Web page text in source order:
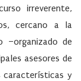
irreverente,
cercano a la
–organizado de
asesores de
características y